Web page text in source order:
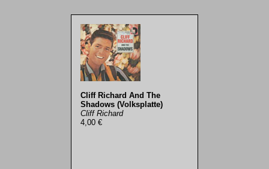
Cliff Richard And The
Shadows (Volksplatte)
Cliff Richard
4,00 €